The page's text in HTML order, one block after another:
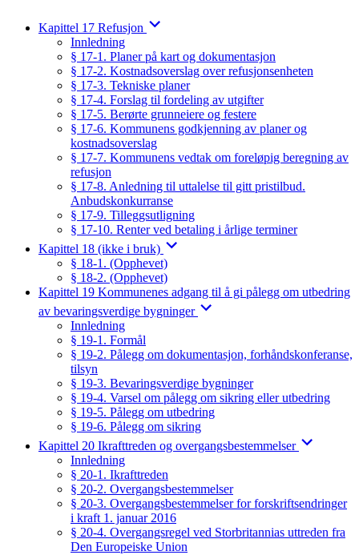
Kapittel 17 Refusjon
Innledning
§ 17-1. Planer på kart og dokumentasjon
§ 17-2. Kostnadsoverslag over refusjonsenheten
§ 17-3. Tekniske planer
§ 17-4. Forslag til fordeling av utgifter
§ 17-5. Berørte grunneiere og festere
§ 17-6. Kommunens godkjenning av planer og
kostnadsoverslag
§ 17-7. Kommunens vedtak om foreløpig beregning av
refusjon
§ 17-8. Anledning til uttalelse til gitt pristilbud.
Anbudskonkurranse
§ 17-9. Tilleggsutligning
§ 17-10. Renter ved betaling i årlige terminer
Kapittel 18 (ikke i bruk)
§ 18-1. (Opphevet)
§ 18-2. (Opphevet)
Kapittel 19 Kommunenes adgang til å gi pålegg om utbedring
av bevaringsverdige bygninger
Innledning
§ 19-1. Formål
§ 19-2. Pålegg om dokumentasjon, forhåndskonferanse,
tilsyn
§ 19-3. Bevaringsverdige bygninger
§ 19-4. Varsel om pålegg om sikring eller utbedring
§ 19-5. Pålegg om utbedring
§ 19-6. Pålegg om sikring
Kapittel 20 Ikrafttreden og overgangsbestemmelser
Innledning
§ 20-1. Ikrafttreden
§ 20-2. Overgangsbestemmelser
§ 20-3. Overgangsbestemmelser for forskriftsendringer
i kraft 1. januar 2016
§ 20-4. Overgangsregel ved Storbritannias uttreden fra
Den Europeiske Union